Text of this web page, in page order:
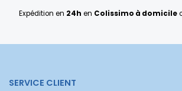
Expédition en 24h en Colissimo à domicile
SERVICE CLIENT